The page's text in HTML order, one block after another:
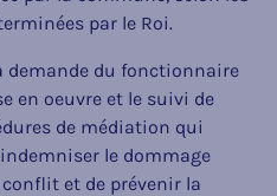
par le Roi.
demande du fonctionnaire
en oeuvre et le suivi de
de médiation qui
le dommage
conflit et de prévenir la